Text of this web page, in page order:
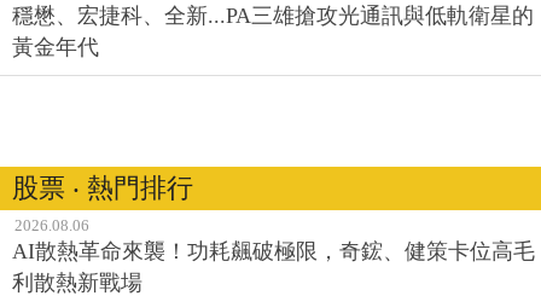
穩懋、宏捷科、全新...PA三雄搶攻光通訊與低軌衛星的
黃金年代
股票 ‧ 熱門排行
2026.08.06
AI散熱革命來襲！功耗飆破極限，奇鋐、健策卡位高毛
利散熱新戰場